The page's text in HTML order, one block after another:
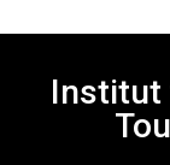
Institut